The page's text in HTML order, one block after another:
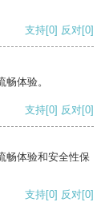
支持[0] 反对[0]
体验。
支持[0] 反对[0]
畅体验和安全性保
支持[0] 反对[0]